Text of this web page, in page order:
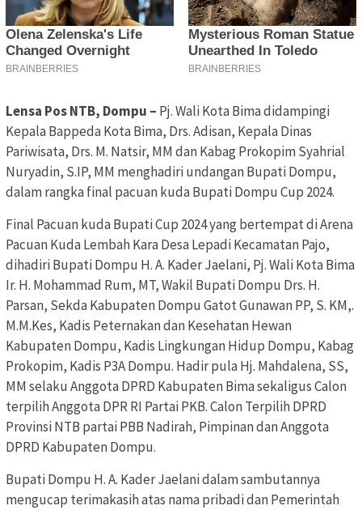
Lensa Pos NTB, Dompu – Pj. Wali Kota Bima didampingi
Kepala Bappeda Kota Bima, Drs. Adisan, Kepala Dinas
Pariwisata, Drs. M. Natsir, MM dan Kabag Prokopim Syahrial
Nuryadin, S.IP, MM menghadiri undangan Bupati Dompu,
dalam rangka final pacuan kuda Bupati Dompu Cup 2024.
Final Pacuan kuda Bupati Cup 2024 yang bertempat di Arena
Pacuan Kuda Lembah Kara Desa Lepadi Kecamatan Pajo,
dihadiri Bupati Dompu H. A. Kader Jaelani, Pj. Wali Kota Bima
Ir. H. Mohammad Rum, MT, Wakil Bupati Dompu Drs. H.
Parsan, Sekda Kabupaten Dompu Gatot Gunawan PP, S. KM,.
M.M.Kes, Kadis Peternakan dan Kesehatan Hewan
Kabupaten Dompu, Kadis Lingkungan Hidup Dompu, Kabag
Prokopim, Kadis P3A Dompu. Hadir pula Hj. Mahdalena, SS,
MM selaku Anggota DPRD Kabupaten Bima sekaligus Calon
terpilih Anggota DPR RI Partai PKB. Calon Terpilih DPRD
Provinsi NTB partai PBB Nadirah, Pimpinan dan Anggota
DPRD Kabupaten Dompu.
Bupati Dompu H. A. Kader Jaelani dalam sambutannya
mengucap terimakasih atas nama pribadi dan Pemerintah